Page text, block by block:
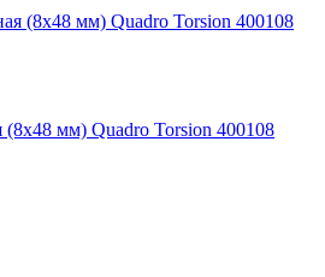
мм) Quadro Torsion 400108